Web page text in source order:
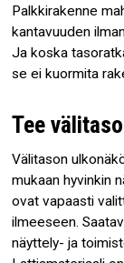
Palkkirakenne
kantavuuden
Ja koska
se ei kuormita
Tee
Välitason
mukaan hyvinkin
ovat vapaasti
ilmeeseen.
näyttely- ja